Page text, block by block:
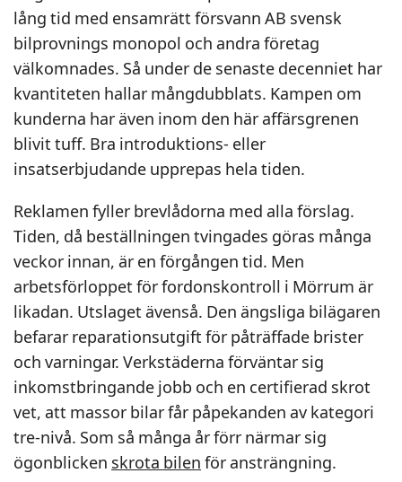
lång tid med ensamrätt försvann AB svensk
bilprovnings monopol och andra företag
välkomnades. Så under de senaste decenniet har
kvantiteten hallar mångdubblats. Kampen om
kunderna har även inom den här affärsgrenen
blivit tuff. Bra introduktions- eller
insatserbjudande upprepas hela tiden.
Reklamen fyller brevlådorna med alla förslag.
Tiden, då beställningen tvingades göras många
veckor innan, är en förgången tid. Men
arbetsförloppet för fordonskontroll i Mörrum är
likadan. Utslaget ävenså. Den ängsliga bilägaren
befarar reparationsutgift för påträffade brister
och varningar. Verkstäderna förväntar sig
inkomstbringande jobb och en certifierad skrot
vet, att massor bilar får påpekanden av kategori
tre-nivå. Som så många år förr närmar sig
ögonblicken skrota bilen för ansträngning.